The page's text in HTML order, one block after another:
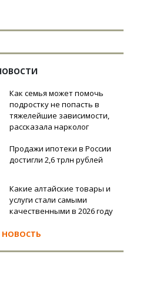
Как семья может помочь
подростку не попасть в
тяжелейшие зависимости,
рассказала нарколог
Продажи ипотеки в России
достигли 2,6 трлн рублей
Какие алтайские товары и
услуги стали самыми
качественными в 2026 году
НОВОСТЬ